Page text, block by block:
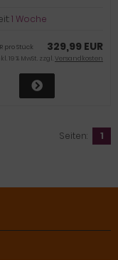
1 Woche
329,99 EUR
pro Stück
19 % MwSt. zzgl.Versandkosten
Seiten: 1